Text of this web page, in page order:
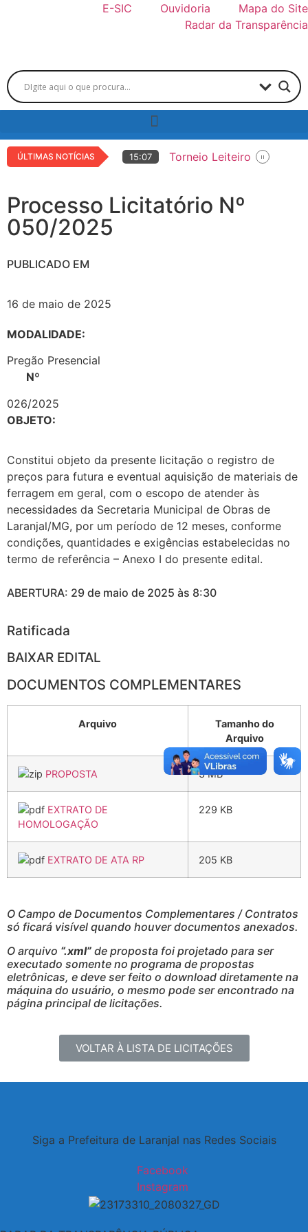
E-SIC Ouvidoria
Mapa do Site
Radar da Transparência
ÚLTIMAS NOTÍCIAS 15:07 Torneio Leiteiro
14:36 36ª EXPO LARANJAL
Processo Licitatório Nº
050/2025
PUBLICADO EM
16 de maio de 2025
MODALIDADE:
Pregão Presencial
Nº
026/2025
OBJETO:
Constitui objeto da presente licitação o registro de
preços para futura e eventual aquisição de materiais de
ferragem em geral, com o escopo de atender às
necessidades da Secretaria Municipal de Obras de
Laranjal/MG, por um período de 12 meses, conforme
condições, quantidades e exigências estabelecidas no
termo de referência – Anexo I do presente edital.
ABERTURA: 29 de maio de 2025 às 8:30
Ratificada
BAIXAR EDITAL
DOCUMENTOS COMPLEMENTARES
Arquivo
Tamanho do
Arquivo
PROPOSTA 3 MB
EXTRATO DE
HOMOLOGAÇÃO
229 KB
EXTRATO DE ATA RP 205 KB
O Campo de Documentos Complementares / Contratos
só ficará visível quando houver documentos anexados.
O arquivo “.xml” de proposta foi projetado para ser
executado somente no programa de propostas
eletrônicas, e deve ser feito o download diretamente na
máquina do usuário, o mesmo pode ser encontrado na
página principal de licitações.
VOLTAR À LISTA DE LICITAÇÕES
Siga a Prefeitura de Laranjal nas Redes Sociais
Facebook
Instagram